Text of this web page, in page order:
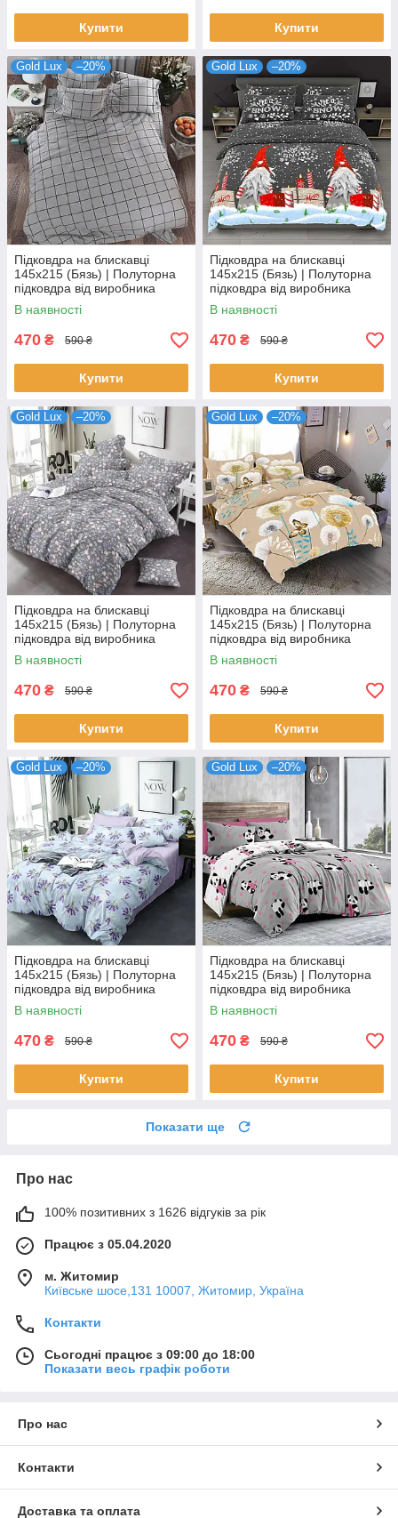
Купити Купити
Gold Lux –20%
Підковдра на блискавці
145х215 (Бязь) | Полуторна
підковдра від виробника
"Королева Ночі" | Велика
клітка на сірому
В наявності
470 ₴ 590 ₴
Купити
Gold Lux –20%
Підковдра на блискавці
145х215 (Бязь) | Полуторна
підковдра від виробника
"Королева Ночі" | Різдвяна
абстракція
В наявності
470 ₴ 590 ₴
Купити
Gold Lux –20%
Підковдра на блискавці
145х215 (Бязь) | Полуторна
підковдра від виробника
"Королева Ночі" | Квіти на
темному
В наявності
470 ₴ 590 ₴
Купити
Gold Lux –20%
Підковдра на блискавці
145х215 (Бязь) | Полуторна
підковдра від виробника
"Королева Ночі" | Метелики
та кульбаби на бежевому
В наявності
470 ₴ 590 ₴
Купити
Gold Lux –20%
Підковдра на блискавці
145х215 (Бязь) | Полуторна
підковдра від виробника
"Королева Ночі" | Лаванда на
блакитному
В наявності
470 ₴ 590 ₴
Купити
Gold Lux –20%
Підковдра на блискавці
145х215 (Бязь) | Полуторна
підковдра від виробника
"Королева Ночі" | Панди на
сірому та білому
В наявності
470 ₴ 590 ₴
Купити
Показати ще
Про нас
100% позитивних з 1626 відгуків за рік
Працює з 05.04.2020
м. Житомир
Київське шосе,131 10007, Житомир, Україна
Контакти
Сьогодні працює з 09:00 до 18:00
Показати весь графік роботи
Про нас
Контакти
Доставка та оплата